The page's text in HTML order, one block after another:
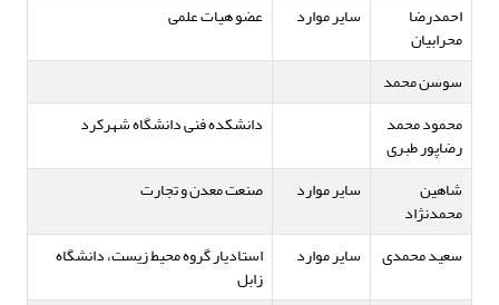
احمدرضا
محرابیان
سایر موارد عضو هیات علمی
سوسن محمد
محمود محمد
رضاپور طبری
دانشکده فنی دانشگاه شهرکرد
شاهین
محمدنژاد
سایر موارد صنعت معدن و تجارت
سعید محمدی سایر موارد استادیار گروه محیط زیست، دانشگاه
زابل